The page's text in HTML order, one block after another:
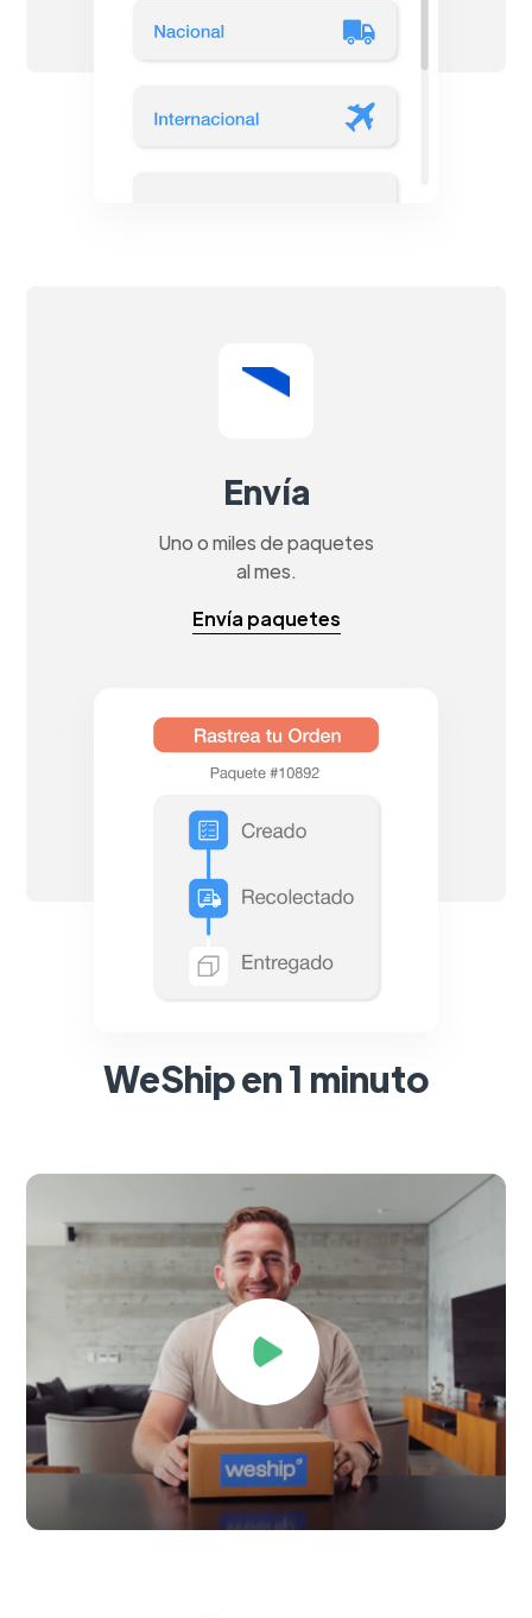
Envía
Uno o miles de paquetes
al mes.
Envía paquetes
WeShip en 1 minuto